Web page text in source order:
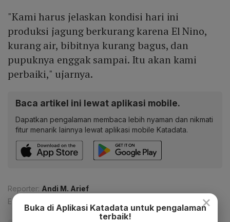
"Kami harus jelaskan kondisi hari ini
produksi jagung berkurang karena El Nino,
kurang air, bibitnya kurang bagus, dan
pupuknya enggak sampai. Itu akan kami
perbaiki," ujarnya.
Baca artikel ini lewat aplikasi mobile.
Dapatkan pengalaman membaca lebih nyaman dan nikmati
fitur menarik lainnya lewat aplikasi mobile Katadata.
Reporter: Andi M. Arief
Editor:
×
Buka di Aplikasi Katadata untuk pengalaman
terbaik!